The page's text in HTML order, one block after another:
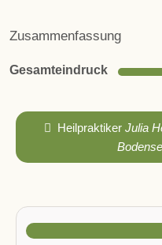
Zusammenfassung
Gesamteindruck
HeilpraktikerJulia